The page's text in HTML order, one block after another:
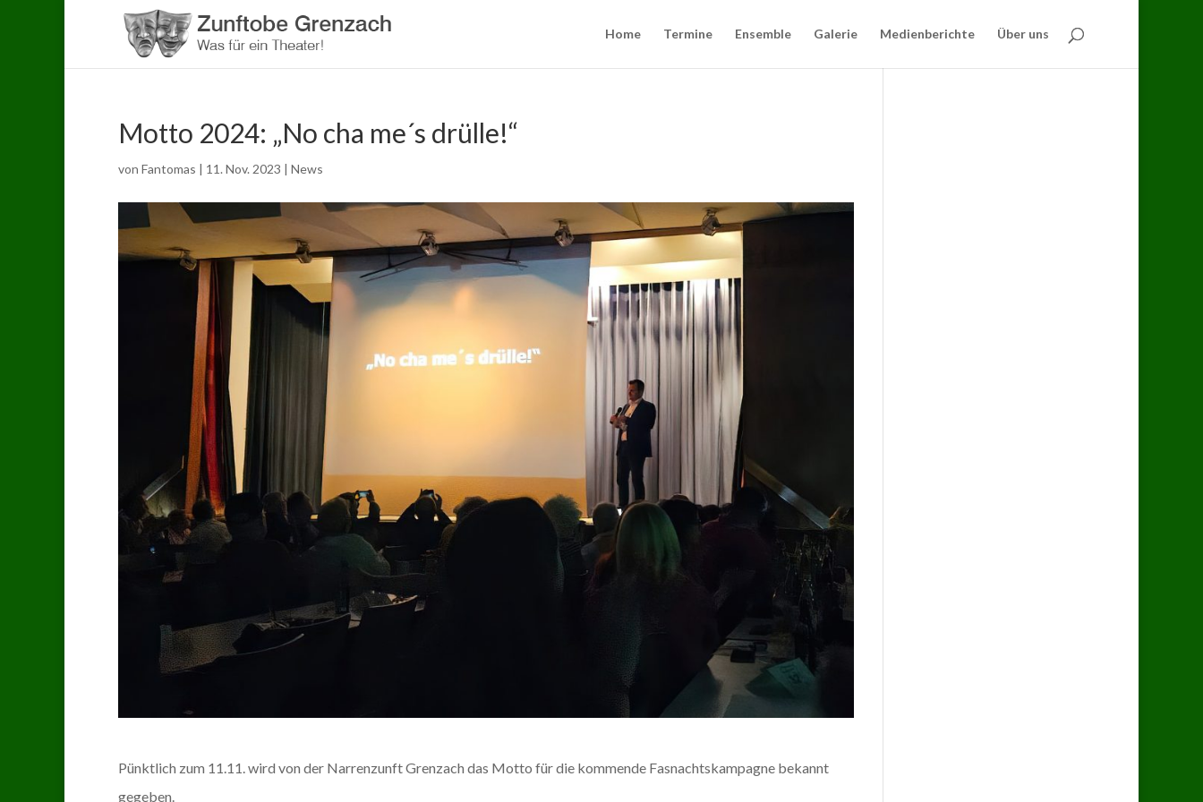
Home Termine Ensemble Galerie Medienberichte Über uns
Motto 2024: „No cha me´s drülle!“
von Fantomas | 11. Nov. 2023 | News
Pünktlich zum 11.11. wird von der Narrenzunft Grenzach das Motto für die kommende Fasnachtskampagne bekannt
gegeben.